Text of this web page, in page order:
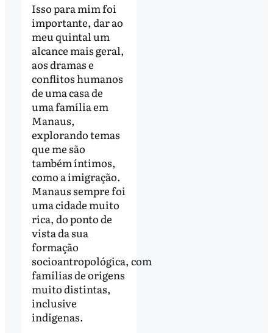
Isso para mim foi
importante, dar ao
meu quintal um
alcance mais geral,
aos dramas e
conflitos humanos
de uma casa de
uma família em
Manaus,
explorando temas
que me são
também íntimos,
como a imigração.
Manaus sempre foi
uma cidade muito
rica, do ponto de
vista da sua
formação
socioantropológica, com
famílias de origens
muito distintas,
inclusive
indígenas.